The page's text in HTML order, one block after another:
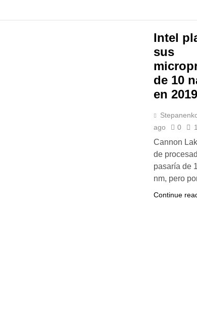
Intel
sus
de 10
en 2019
ago
0
Cannon
de
pasaría de
nm, pero
Continue